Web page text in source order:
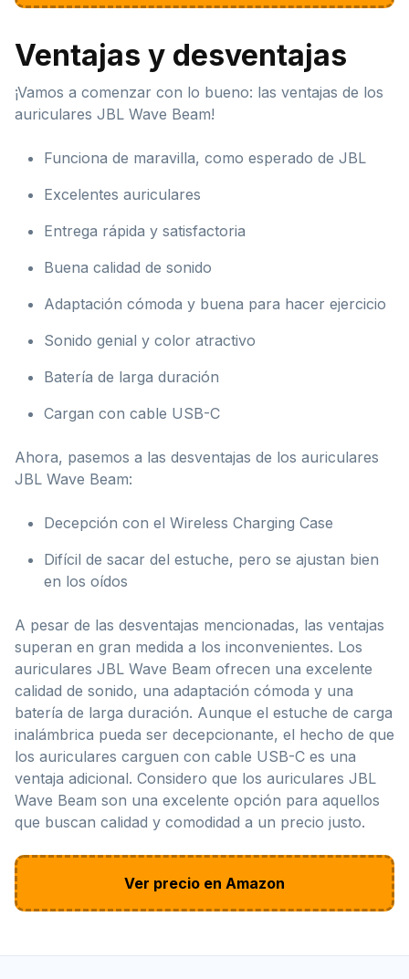
Ventajas y desventajas
¡Vamos a comenzar con lo bueno: las ventajas de los
auriculares JBL Wave Beam!
Funciona de maravilla, como esperado de JBL
Excelentes auriculares
Entrega rápida y satisfactoria
Buena calidad de sonido
Adaptación cómoda y buena para hacer ejercicio
Sonido genial y color atractivo
Batería de larga duración
Cargan con cable USB-C
Ahora, pasemos a las desventajas de los auriculares
JBL Wave Beam:
Decepción con el Wireless Charging Case
Difícil de sacar del estuche, pero se ajustan bien
en los oídos
A pesar de las desventajas mencionadas, las ventajas
superan en gran medida a los inconvenientes. Los
auriculares JBL Wave Beam ofrecen una excelente
calidad de sonido, una adaptación cómoda y una
batería de larga duración. Aunque el estuche de carga
inalámbrica pueda ser decepcionante, el hecho de que
los auriculares carguen con cable USB-C es una
ventaja adicional. Considero que los auriculares JBL
Wave Beam son una excelente opción para aquellos
que buscan calidad y comodidad a un precio justo.
Ver precio en Amazon